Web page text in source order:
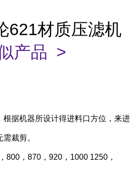
621材质压滤机
产品 >
据机器所设计得进料口方位，来进
裁剪。
， 800 ， 870 ， 920 ， 1000 1250 ，